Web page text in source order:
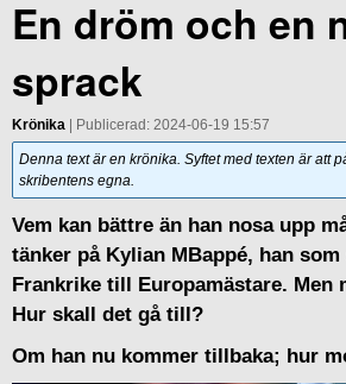
En dröm och en
sprack
Krönika | Publicerad: 2024-06-19 15:57
Denna text är en krönika. Syftet med texten är att
skribentens egna.
Vem kan bättre än han nosa upp
tänker på Kylian MBappé, han
Frankrike till Europamästare. Men
Hur skall det gå till?
Om han nu kommer tillbaka; hur